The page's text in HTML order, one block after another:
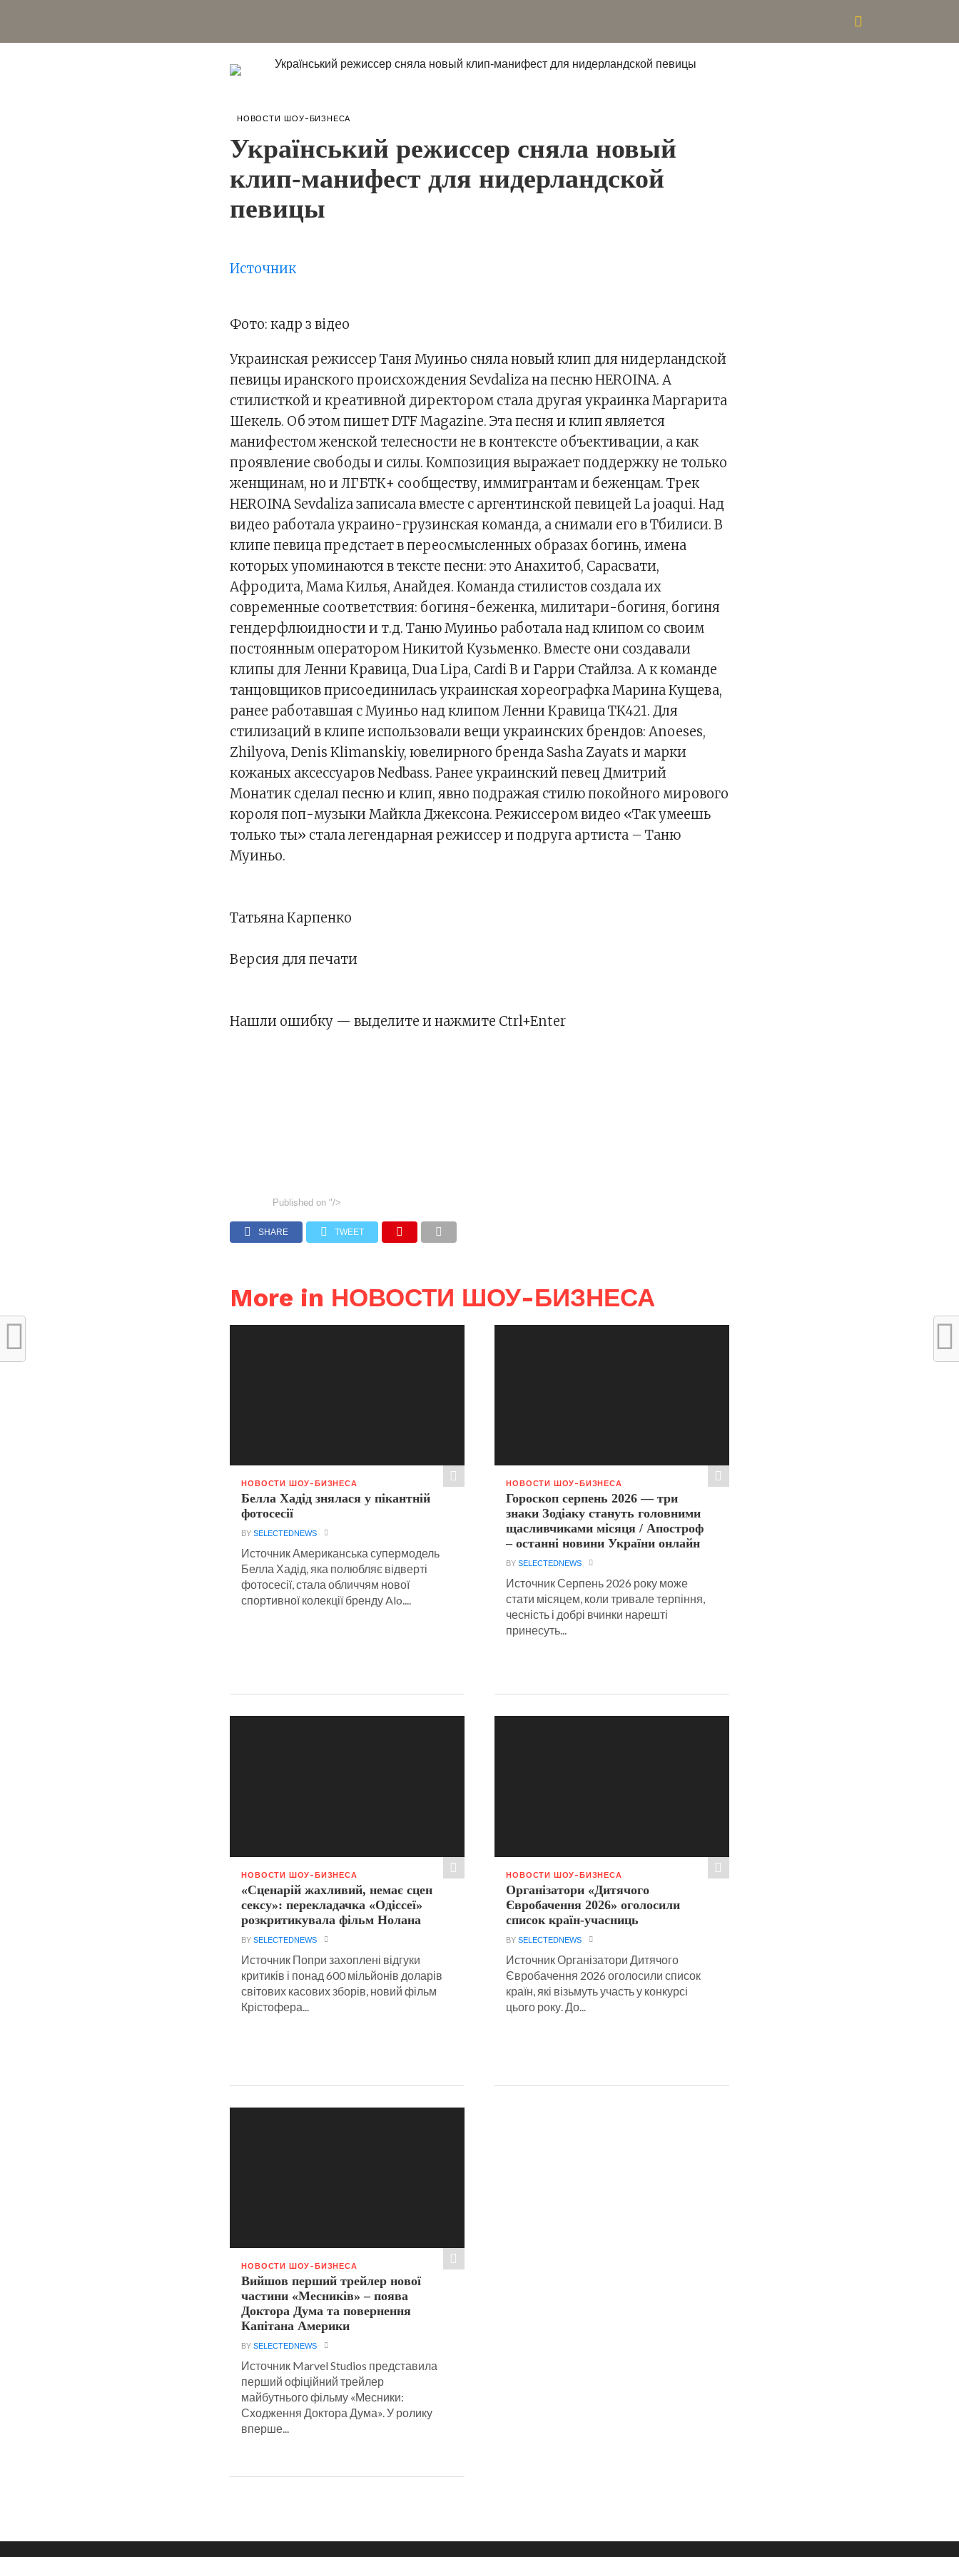
НОВОСТИ ШОУ-БИЗНЕСА
Український режиссер сняла новый
клип-манифест для нидерландской
певицы
Источник
Фото: кадр з відео
Украинская режиссер Таня Муиньо сняла новый клип для нидерландской
певицы иранского происхождения Sevdaliza на песню HEROINA. А
стилисткой и креативной директором стала другая украинка Маргарита
Шекель. Об этом пишет DTF Magazine. Эта песня и клип является
манифестом женской телесности не в контексте объективации, а как
проявление свободы и силы. Композиция выражает поддержку не только
женщинам, но и ЛГБТК+ сообществу, иммигрантам и беженцам. Трек
HEROINA Sevdaliza записала вместе с аргентинской певицей La joaqui. Над
видео работала украино-грузинская команда, а снимали его в Тбилиси. В
клипе певица предстает в переосмысленных образах богинь, имена
которых упоминаются в тексте песни: это Анахитоб, Сарасвати,
Афродита, Мама Килья, Анайдея. Команда стилистов создала их
современные соответствия: богиня-беженка, милитари-богиня, богиня
гендерфлюидности и т.д. Таню Муиньо работала над клипом со своим
постоянным оператором Никитой Кузьменко. Вместе они создавали
клипы для Ленни Кравица, Dua Lipa, Cardi B и Гарри Стайлза. А к команде
танцовщиков присоединилась украинская хореографка Марина Кущева,
ранее работавшая с Муиньо над клипом Ленни Кравица TK421. Для
стилизаций в клипе использовали вещи украинских брендов: Anoeses,
Zhilyova, Denis Klimanskiy, ювелирного бренда Sasha Zayats и марки
кожаных аксессуаров Nedbass. Ранее украинский певец Дмитрий
Монатик сделал песню и клип, явно подражая стилю покойного мирового
короля поп-музыки Майкла Джексона. Режиссером видео «Так умеешь
только ты» стала легендарная режиссер и подруга артиста – Таню
Муиньо.
Татьяна Карпенко
Версия для печати
Нашли ошибку — выделите и нажмите Ctrl+Enter
Published on "/>
SHARE TWEET
More in НОВОСТИ ШОУ-БИЗНЕСА
НОВОСТИ ШОУ-БИЗНЕСА
Белла Хадід знялася у пікантній
фотосесії
BYSELECTEDNEWS
Источник Американська супермодель
Белла Хадід, яка полюбляє відверті
фотосесії, стала обличчям нової
спортивної колекції бренду Alo....
НОВОСТИ ШОУ-БИЗНЕСА
Гороскоп серпень 2026 — три
знаки Зодіаку стануть головними
щасливчиками місяця / Апостроф
– останні новини України онлайн
BYSELECTEDNEWS
Источник Серпень 2026 року може
стати місяцем, коли тривале терпіння,
чесність і добрі вчинки нарешті
принесуть...
НОВОСТИ ШОУ-БИЗНЕСА
«Сценарій жахливий, немає сцен
сексу»: перекладачка «Одіссеї»
розкритикувала фільм Нолана
BYSELECTEDNEWS
Источник Попри захоплені відгуки
критиків і понад 600 мільйонів доларів
світових касових зборів, новий фільм
Крістофера...
НОВОСТИ ШОУ-БИЗНЕСА
Організатори «Дитячого
Євробачення 2026» оголосили
список країн-учасниць
BYSELECTEDNEWS
Источник Організатори Дитячого
Євробачення 2026 оголосили список
країн, які візьмуть участь у конкурсі
цього року. До...
НОВОСТИ ШОУ-БИЗНЕСА
Вийшов перший трейлер нової
частини «Месників» – поява
Доктора Дума та повернення
Капітана Америки
BYSELECTEDNEWS
Источник Marvel Studios представила
перший офіційний трейлер
майбутнього фільму «Месники:
Сходження Доктора Дума». У ролику
вперше...